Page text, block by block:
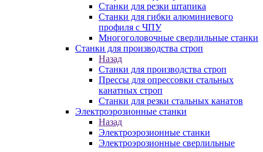
Станки для резки штапика
Станки для гибки алюминиевого
профиля с ЧПУ
Многоголовочные сверлильные станки
Станки для производства строп
Назад
Станки для производства строп
Прессы для опрессовки стальных
канатных строп
Станки для резки стальных канатов
Электроэрозионные станки
Назад
Электроэрозионные станки
Электроэрозионные сверлильные